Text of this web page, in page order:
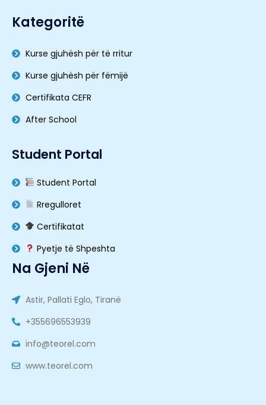
Kategoritë
Kurse gjuhësh për të rritur
Kurse gjuhësh për fëmijë
Certifikata CEFR
After School
Student Portal
Student Portal
Rregulloret
Certifikatat
Pyetje të Shpeshta
Na Gjeni Në
Astir, Pallati Eglo, Tiranë
+355696553939
info@teorel.com
www.teorel.com